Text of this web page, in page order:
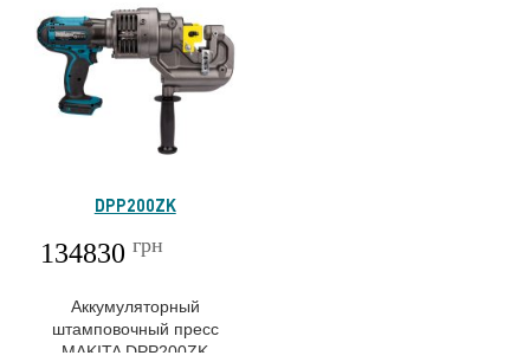
DPP200ZK
134830грн
Аккумуляторный
штамповочный пресс
MAKITA DPP200ZK